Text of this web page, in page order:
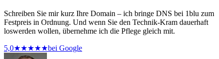
Schreiben Sie mir kurz Ihre Domain – ich bringe DNS bei 1blu zum
Festpreis in Ordnung. Und wenn Sie den Technik-Kram dauerhaft
loswerden wollen, übernehme ich die Pflege gleich mit.
5,0★★★★★bei Google